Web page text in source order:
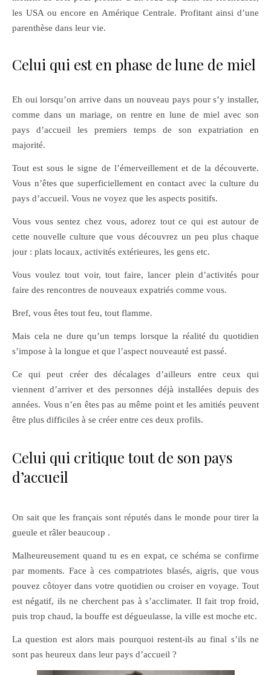
les USA ou encore en Amérique Centrale. Profitant ainsi d’une
parenthèse dans leur vie.
Celui qui est en phase de lune de miel
Eh oui lorsqu’on arrive dans un nouveau pays pour s’y installer,
comme dans un mariage, on rentre en lune de miel avec son
pays d’accueil les premiers temps de son expatriation en
majorité.
Tout est sous le signe de l’émerveillement et de la découverte.
Vous n’êtes que superficiellement en contact avec la culture du
pays d’accueil. Vous ne voyez que les aspects positifs.
Vous vous sentez chez vous, adorez tout ce qui est autour de
cette nouvelle culture que vous découvrez un peu plus chaque
jour : plats locaux, activités extérieures, les gens etc.
Vous voulez tout voir, tout faire, lancer plein d’activités pour
faire des rencontres de nouveaux expatriés comme vous.
Bref, vous êtes tout feu, tout flamme.
Mais cela ne dure qu’un temps lorsque la réalité du quotidien
s’impose à la longue et que l’aspect nouveauté est passé.
Ce qui peut créer des décalages d’ailleurs entre ceux qui
viennent d’arriver et des personnes déjà installées depuis des
années. Vous n’en êtes pas au même point et les amitiés peuvent
être plus difficiles à se créer entre ces deux profils.
Celui qui critique tout de son pays
d’accueil
On sait que les français sont réputés dans le monde pour tirer la
gueule et râler beaucoup .
Malheureusement quand tu es en expat, ce schéma se confirme
par moments. Face à ces compatriotes blasés, aigris, que vous
pouvez côtoyer dans votre quotidien ou croiser en voyage. Tout
est négatif, ils ne cherchent pas à s’acclimater. Il fait trop froid,
puis trop chaud, la bouffe est dégueulasse, la ville est moche etc.
La question est alors mais pourquoi restent-ils au final s’ils ne
sont pas heureux dans leur pays d’accueil ?